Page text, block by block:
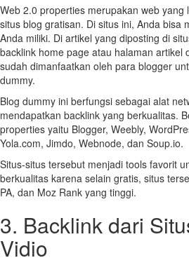
Web 2.0 properties merupakan web yang
situs blog gratisan. Di situs ini, Anda bisa
Anda miliki. Di artikel yang diposting di
backlink home page atau halaman artikel
sudah dimanfaatkan oleh para blogger
dummy.
Blog dummy ini berfungsi sebagai alat
mendapatkan backlink yang berkualitas.
properties yaitu Blogger, Weebly,
Yola.com, Jimdo, Webnode, dan Soup.io.
Situs-situs tersebut menjadi tools favorit
berkualitas karena selain gratis, situs
PA, dan Moz Rank yang tinggi.
3. Backlink dari
Vidio